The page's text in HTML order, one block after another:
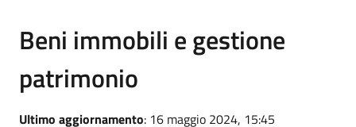
Beni immobili e gestione
patrimonio
Ultimo aggiornamento: 16 maggio 2024, 15:45